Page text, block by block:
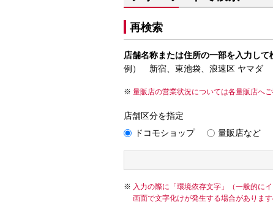
再検索
店舗名称または住所の一部を入力して
例） 新宿、東池袋、浪速区 ヤマダ
量販店の営業状況については各量販店へご
店舗区分を指定
ドコモショップ
量販店など
入力の際に「環境依存文字」（一般的に
画面で文字化けが発生する場合があります